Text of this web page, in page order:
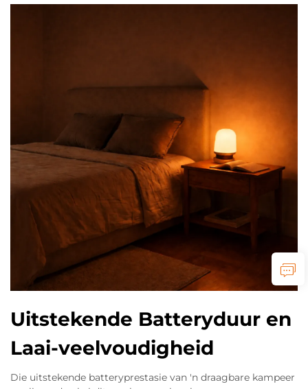
Uitstekende Batteryduur en
Laai-veelvoudigheid
Die uitstekende batteryprestasie van 'n draagbare kampeer